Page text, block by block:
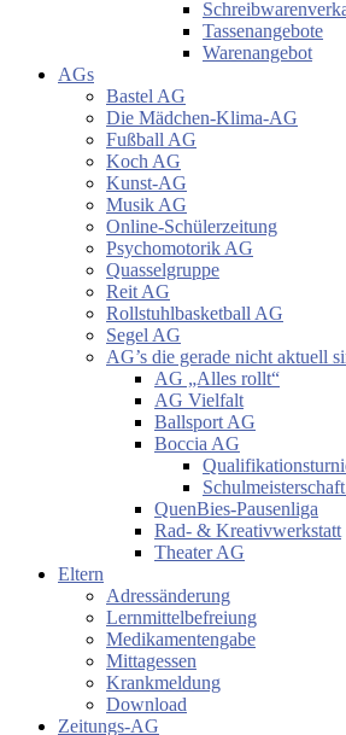
Tassenangebote
Warenangebot
AGs
Bastel AG
Die Mädchen-Klima-AG
Fußball AG
Koch AG
Kunst-AG
Musik AG
Online-Schülerzeitung
Psychomotorik AG
Quasselgruppe
Reit AG
Rollstuhlbasketball AG
Segel AG
AG’s die gerade nicht aktuell
AG „Alles rollt“
AG Vielfalt
Ballsport AG
Boccia AG
QuenBies-Pausenliga
Rad- & Kreativwerkstatt
Theater AG
Eltern
Adressänderung
Lernmittelbefreiung
Medikamentengabe
Mittagessen
Krankmeldung
Download
Zeitungs-AG